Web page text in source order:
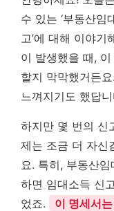
수 있는 ‘부동산임
고’에 대해 이야
이 발생했을 때,
할지 막막했거든
느껴지기도 했답
하지만 몇 번의 신
제는 조금 더 자신
요. 특히, 부동산
하면 임대소득 신
었죠.
이 명세서